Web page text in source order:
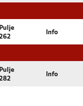
Pulje
Info
Pulje
Info